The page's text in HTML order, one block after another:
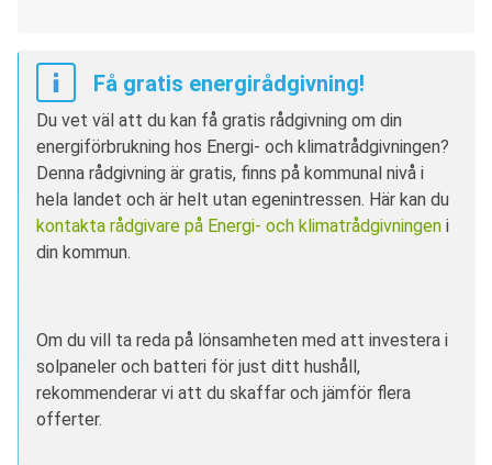
Få gratis energirådgivning!
Du vet väl att du kan få gratis rådgivning om din
energiförbrukning hos Energi- och klimatrådgivningen?
Denna rådgivning är gratis, finns på kommunal nivå i
hela landet och är helt utan egenintressen. Här kan du
kontakta rådgivare på Energi- och klimatrådgivningeni
din kommun.
Om du vill ta reda på lönsamheten med att investera i
solpaneler och batteri för just ditt hushåll,
rekommenderar vi att du skaffar och jämför flera
offerter.